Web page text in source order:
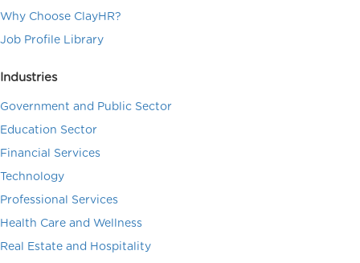
Why Choose ClayHR?
Job Profile Library
Industries
Government and Public Sector
Education Sector
Financial Services
Technology
Professional Services
Health Care and Wellness
Real Estate and Hospitality